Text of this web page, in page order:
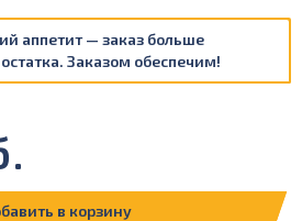
аппетит — заказ больше
Заказом обеспечим!
в корзину